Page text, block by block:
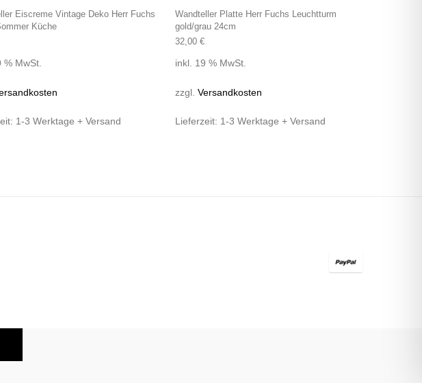
Eiscreme Vintage Deko Herr Fuchs
Küche
% MwSt.
1-3 Werktage + Versand
Wandteller Platte Herr Fuchs Leuchtturm
gold/grau 24cm
32,00 €
inkl. 19 % MwSt.
zzgl. Versandkosten
Lieferzeit: 1-3 Werktage + Versand